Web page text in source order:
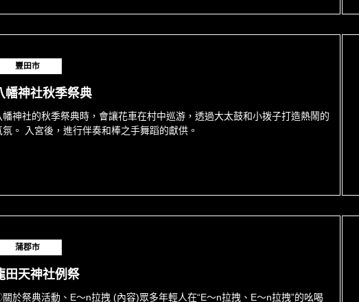
豐田市
幡神社秋季祭典
幡神社的秋季祭典時，會讓花車在村中巡游，透過大太鼓和小拨子打造熱鬧的
氛。 入宮後，進行伴奏和棒之手舞蹈的獻供。
蒲郡市
田天神社例祭
於祭典活動、E～n拉拽 (內容)眾多年輕人在“E～n拉拽、E～n拉拽”的吆喝